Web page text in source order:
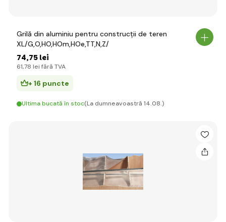
Grilă din aluminiu pentru construcții de teren
XL/G,O,HO,HOm,HOe,TT,N,Z/
74,75 lei
61,78 lei fără TVA
+ 16 puncte
Ultima bucată în stoc(La dumneavoastră 14.08.)